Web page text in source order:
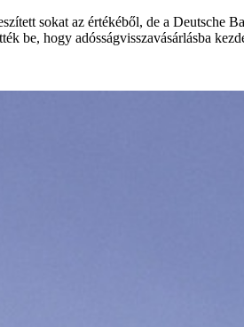
sokat az értékéből, de a Deutsche
be, hogy adósságvisszavásárlásba